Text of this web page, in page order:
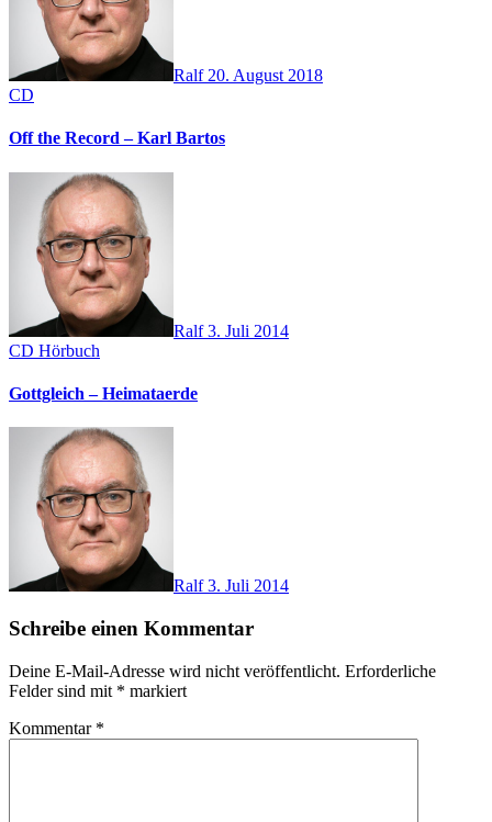
Ralf 20. August 2018
CD
Off the Record – Karl Bartos
Ralf3. Juli 2014
CD Hörbuch
Gottgleich – Heimataerde
Ralf3. Juli 2014
Schreibe einen Kommentar
Deine E-Mail-Adresse wird nicht veröffentlicht. Erforderliche
Felder sind mit * markiert
Kommentar *